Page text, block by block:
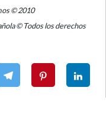
© 2010
© Todos los derechos